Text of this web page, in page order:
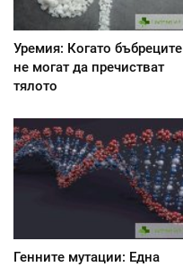
Уремия: Когато бъбреците
не могат да пречистват
тялото
Генните мутации: Една